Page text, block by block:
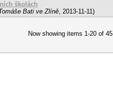
školách
Bati ve Zlíně, 2013-11-11)
Now showing items 1-20 of 45